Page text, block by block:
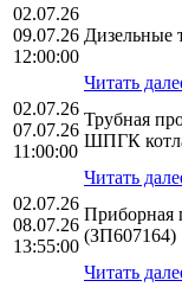
02.07.26
09.07.26
12:00:00
Дизельные
Читать
02.07.26
07.07.26
11:00:00
Трубная
ШПГК
Читать
02.07.26
08.07.26
13:55:00
Приборная
(ЗП607164)
Читать